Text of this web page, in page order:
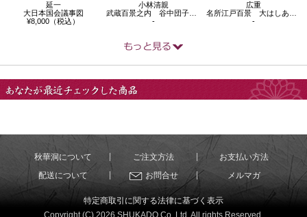
延一
大日本国会議事図
¥8,000（税込）
小林清親
武蔵百景之内 谷中団子坂菊
-
広重
名所江戸百景 大はしあたけの夕立
-
秋華洞について ご注文方法
お支払い方法
配送について
お問合せ メルマガ
特定商取引に関する法律に基づく表示